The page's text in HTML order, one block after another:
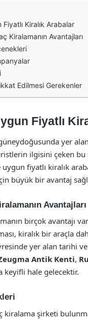
Kiralık Arabalar
Kiralamanın Avantajları
Edilmesi Gerekenler
Fiyatlı
yer
ilgisini çeken bu
uygun fiyatlı kiralık
büyük bir avantaj
Avantajları
birçok avantajı
kiralık bir araçla
yer alan tarihi
Antik Kenti,
keyifli hale gelecektir.
kiralama şirketi